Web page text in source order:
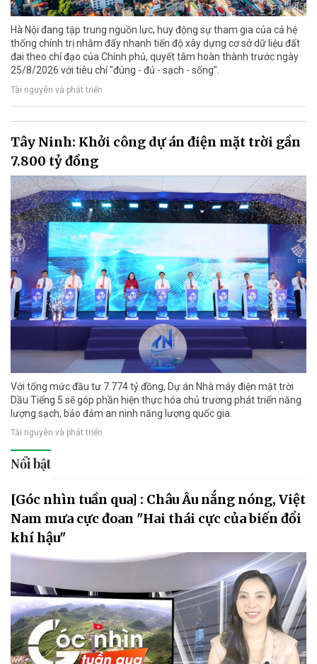
Hà Nội đang tập trung nguồn lực, huy động sự tham gia của cả hệ
thống chính trị nhằm đẩy nhanh tiến độ xây dựng cơ sở dữ liệu đất
đai theo chỉ đạo của Chính phủ, quyết tâm hoàn thành trước ngày
25/8/2026 với tiêu chí "đúng - đủ - sạch - sống".
Tài nguyên và phát triển
Tây Ninh: Khởi công dự án điện mặt trời gần
7.800 tỷ đồng
Với tổng mức đầu tư 7.774 tỷ đồng, Dự án Nhà máy điện mặt trời
Dầu Tiếng 5 sẽ góp phần hiện thực hóa chủ trương phát triển năng
lượng sạch, bảo đảm an ninh năng lượng quốc gia.
Tài nguyên và phát triển
Nổi bật
[Góc nhìn tuần qua] : Châu Âu nắng nóng, Việt
Nam mưa cực đoan "Hai thái cực của biến đổi
khí hậu"